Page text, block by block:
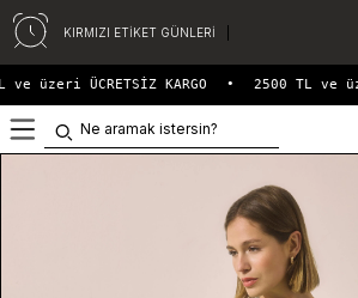
KIRMIZI ETİKET GÜNLERİ
üzeri ÜCRETSİZ KARGO • 2500 TL ve